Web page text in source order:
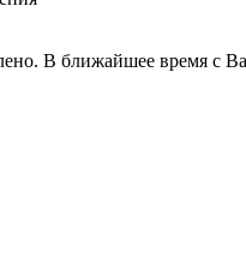
В ближайшее время с